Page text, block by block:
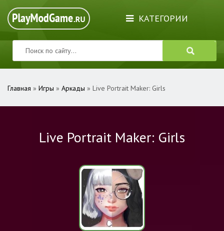
КАТЕГОРИИ
Главная » Игры » Аркады » Live Portrait Maker: Girls
Live Portrait Maker: Girls